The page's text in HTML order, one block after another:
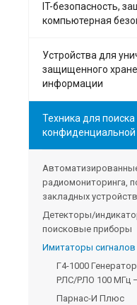
IT-безопасность,
компьютерная
Устройства для
защищенного
информации
Техника для поиска
радиомониторинга,
закладных устройств
Детекторы/
поисковые приборы
Имитаторы сигналов
Г4-1000
РЛС/РЛО 100 МГц
Парнас-И Плюс